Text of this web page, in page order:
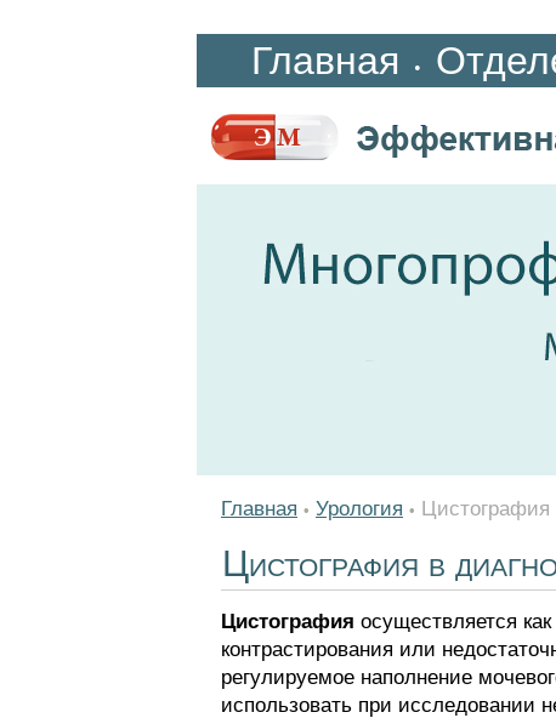
Главная •
Главная • Урология • Цистография
Цистография в
Цистография осуществляется
контрастирования или
регулируемое наполнение
использовать при исследовании